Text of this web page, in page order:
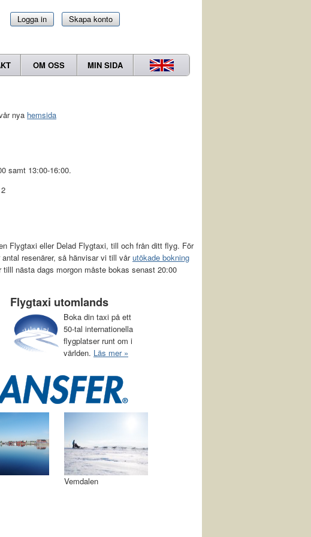
Logga in Skapa konto
OM OSS MIN SIDA
nya hemsida
samt 13:00-16:00.
Flygtaxi eller Delad Flygtaxi, till och från ditt flyg. För
resenärer, så hänvisar vi till vårutökade bokning
tilll nästa dags morgon måste bokas senast 20:00
Flygtaxi utomlands
Boka din taxi på ett
50-tal internationella
flygplatser runt om i
världen. Läs mer »
Vemdalen